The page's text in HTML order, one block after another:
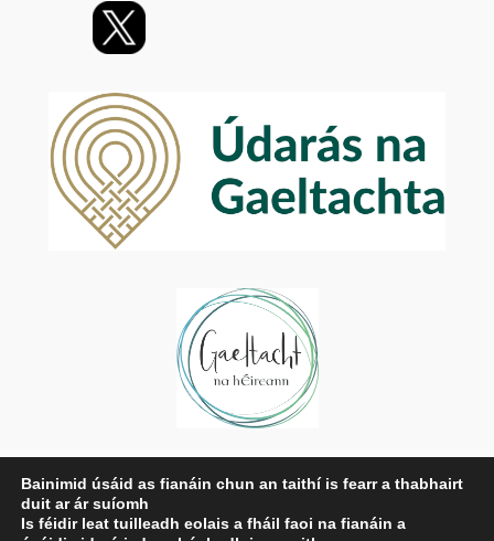
Príobháideachas
Beartas Príobháideachais
Téarmaí agus Coinníollacha
Bainimid úsáid as fianáin chun an taithí is fearr a thabhairt
duit ar ár suíomh
Is féidir leat tuilleadh eolais a fháil faoi na fianáin a